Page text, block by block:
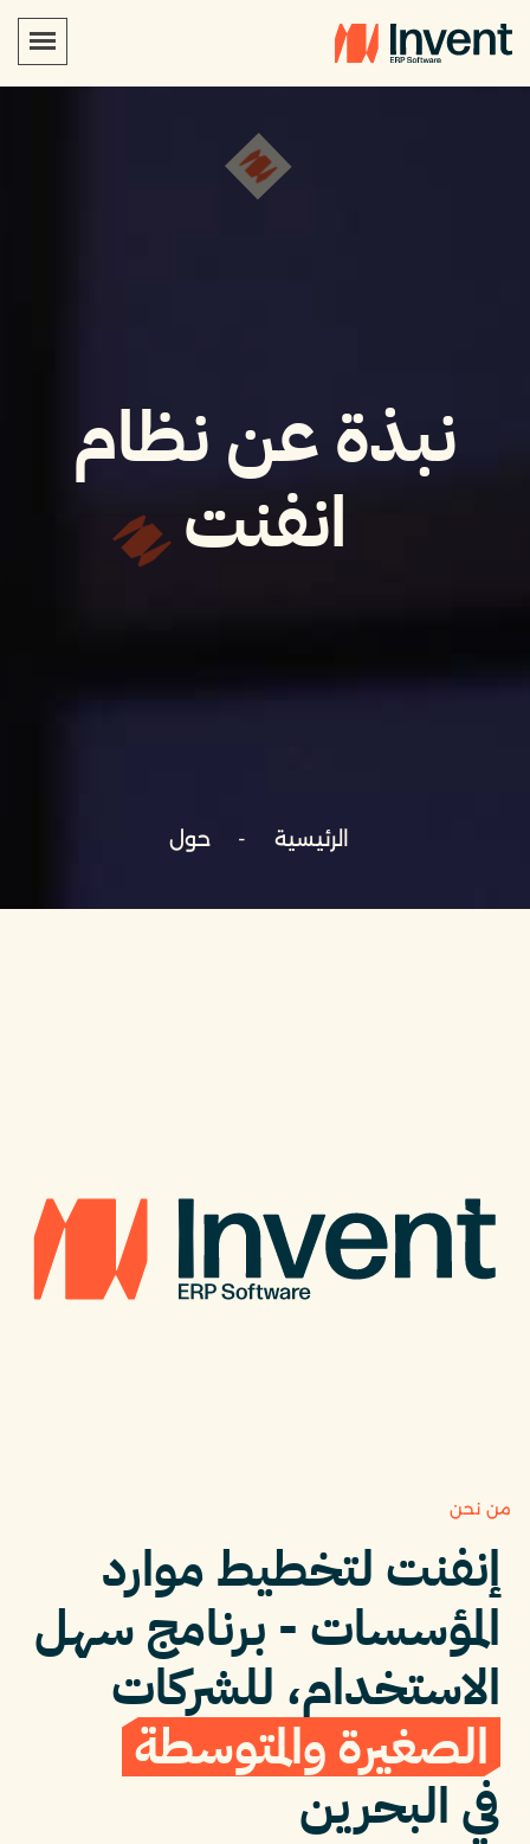
نبذة عن نظام
انفنت
الرئيسية حول
من نحن
إنفنت لتخطيط موارد
المؤسسات - برنامج سهل
الاستخدام، للشركات
الصغيرة والمتوسطة
في البحرين